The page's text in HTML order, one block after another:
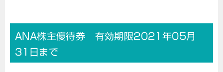
ANA株主優待券 有効期限2021年05月
31日まで